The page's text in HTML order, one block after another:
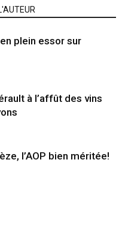
plein essor sur
à l’affût des vins
l’AOP bien méritée!